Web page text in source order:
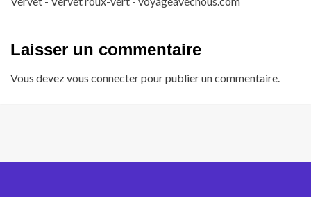
Laisser un commentaire
Vous devezvous connecterpour publier un commentaire.